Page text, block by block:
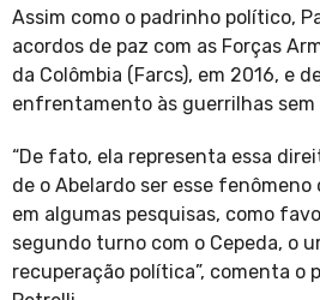
Assim como o padrinho político,
acordos de paz com as Forças
da Colômbia (Farcs), em 2016, e
enfrentamento às guerrilhas
“De fato, ela representa essa
de o Abelardo ser esse fenômeno
em algumas pesquisas, como
segundo turno com o Cepeda, o
recuperação política”, comenta o